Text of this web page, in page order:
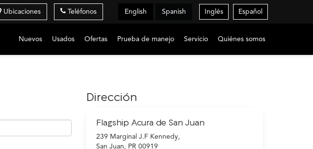
Ubicaciones Teléfonos English Spanish Inglés Español
Nuevos Usados Ofertas Prueba de manejo Servicio Quiénes somos
Dirección
Flagship Acura de San Juan
239 Marginal J.F Kennedy,
San Juan, PR 00919